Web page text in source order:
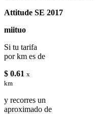
Attitude SE 2017
miituo
Si tu tarifa
por km es de
$ 0.61 x
km
y recorres un
aproximado de